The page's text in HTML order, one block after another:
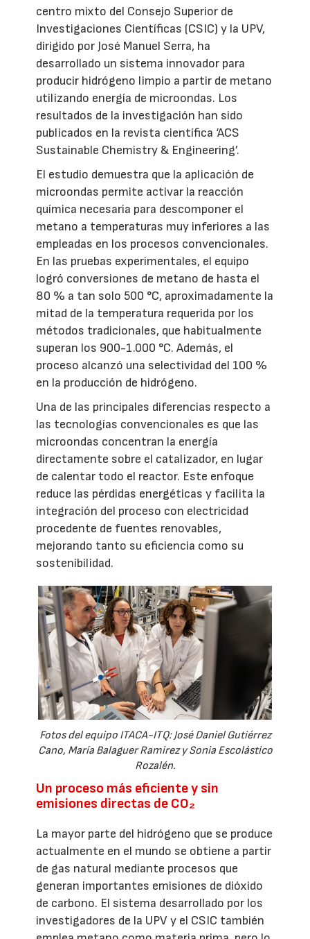
centro mixto del Consejo Superior de
Investigaciones Científicas (CSIC) y la UPV,
dirigido por José Manuel Serra, ha
desarrollado un sistema innovador para
producir hidrógeno limpio a partir de metano
utilizando energía de microondas. Los
resultados de la investigación han sido
publicados en la revista científica ‘ACS
Sustainable Chemistry & Engineering’.
El estudio demuestra que la aplicación de
microondas permite activar la reacción
química necesaria para descomponer el
metano a temperaturas muy inferiores a las
empleadas en los procesos convencionales.
En las pruebas experimentales, el equipo
logró conversiones de metano de hasta el
80 % a tan solo 500 °C, aproximadamente la
mitad de la temperatura requerida por los
métodos tradicionales, que habitualmente
superan los 900-1.000 °C. Además, el
proceso alcanzó una selectividad del 100 %
en la producción de hidrógeno.
Una de las principales diferencias respecto a
las tecnologías convencionales es que las
microondas concentran la energía
directamente sobre el catalizador, en lugar
de calentar todo el reactor. Este enfoque
reduce las pérdidas energéticas y facilita la
integración del proceso con electricidad
procedente de fuentes renovables,
mejorando tanto su eficiencia como su
sostenibilidad.
Fotos del equipo ITACA-ITQ: José Daniel Gutiérrez
Cano, María Balaguer Ramirez y Sonia Escolástico
Rozalén.
Un proceso más eficiente y sin
emisiones directas de CO₂
La mayor parte del hidrógeno que se produce
actualmente en el mundo se obtiene a partir
de gas natural mediante procesos que
generan importantes emisiones de dióxido
de carbono. El sistema desarrollado por los
investigadores de la UPV y el CSIC también